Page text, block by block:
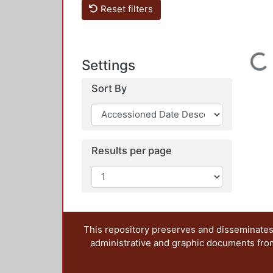
Reset filters
Settings
Sort By
Results per page
Loading...
This repository preserves and
administrative and graphic documents